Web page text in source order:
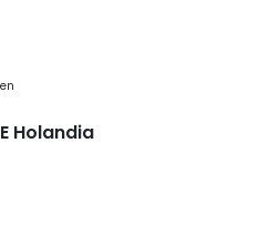
Holandia